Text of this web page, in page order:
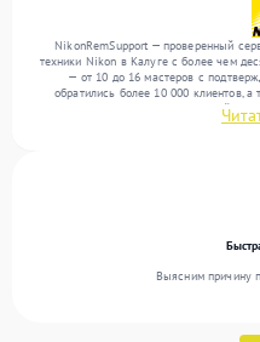
NikonRemSupport — проверенный
техники Nikon в Калуге с более чем
— от 10 до 16 мастеров с
обратились более 10 000 клиентов,
ремонтов. Ежемесячно в сервисный
беремся за задачи любой сложности и
Выясним причину